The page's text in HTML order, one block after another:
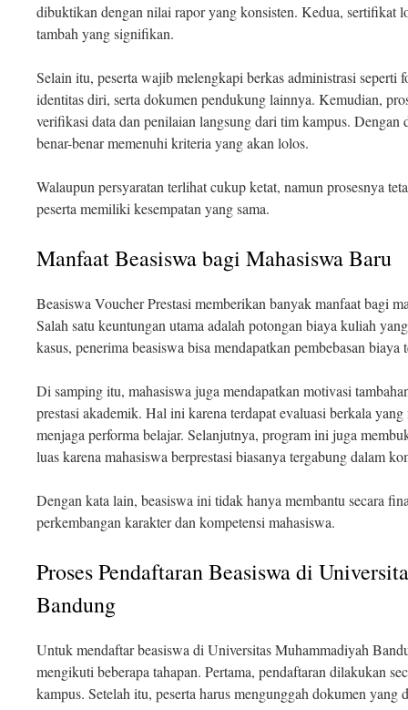
dibuktikan dengan nilai rapor yang konsisten. Kedua, sertifikat
tambah yang signifikan.
Selain itu, peserta wajib melengkapi berkas administrasi seperti
identitas diri, serta dokumen pendukung lainnya. Kemudian,
verifikasi data dan penilaian langsung dari tim kampus. Dengan
benar-benar memenuhi kriteria yang akan lolos.
Walaupun persyaratan terlihat cukup ketat, namun prosesnya
peserta memiliki kesempatan yang sama.
Manfaat Beasiswa bagi Mahasiswa Baru
Beasiswa Voucher Prestasi memberikan banyak manfaat bagi
Salah satu keuntungan utama adalah potongan biaya kuliah
kasus, penerima beasiswa bisa mendapatkan pembebasan biaya
Di samping itu, mahasiswa juga mendapatkan motivasi
prestasi akademik. Hal ini karena terdapat evaluasi berkala
menjaga performa belajar. Selanjutnya, program ini juga
luas karena mahasiswa berprestasi biasanya tergabung dalam
Dengan kata lain, beasiswa ini tidak hanya membantu secara
perkembangan karakter dan kompetensi mahasiswa.
Proses Pendaftaran Beasiswa di
Bandung
Untuk mendaftar beasiswa di Universitas Muhammadiyah
mengikuti beberapa tahapan. Pertama, pendaftaran dilakukan
kampus. Setelah itu, peserta harus mengunggah dokumen yang